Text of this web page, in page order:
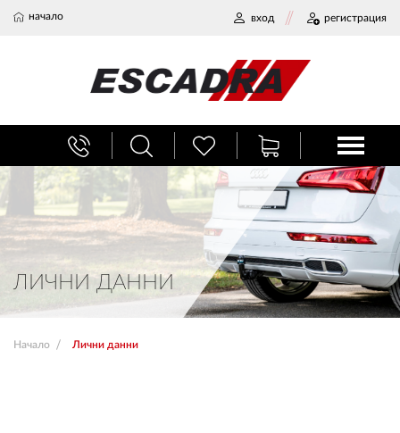
начало вход регистрация
ЛИЧНИ ДАННИ
Начало Лични данни
БАГАЖНИЦИ
ТЕГЛИЧ ЗА КОЛА
ВЕРИГИ ЗА СНЯГ
ХЛАДИЛНИ ЧАНТИ